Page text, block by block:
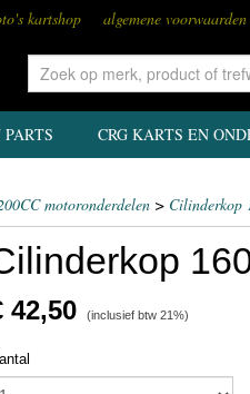
kartshop algemene voorwaarden
CRG KARTS EN
motoronderdelen > Cilinderkop
42,50 (inclusief btw 21%)